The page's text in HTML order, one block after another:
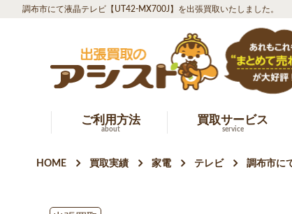
調布市にて液晶テレビ【UT42-MX700J】を出張買取いたしました。
ご利用方法
about
買取サービス
service
HOME 買取実績 家電 テレビ 調布市に